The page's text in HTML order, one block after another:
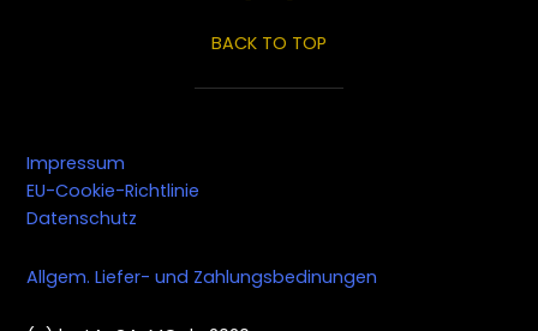
BACK TO TOP
Impressum
EU-Cookie-Richtlinie
Datenschutz
Allgem. Liefer- und Zahlungsbedinungen